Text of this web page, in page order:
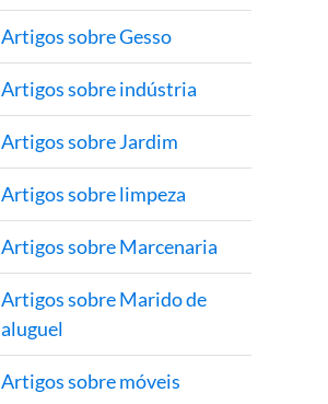
Artigos sobre Gesso
Artigos sobre indústria
Artigos sobre Jardim
Artigos sobre limpeza
Artigos sobre Marcenaria
Artigos sobre Marido de
aluguel
Artigos sobre móveis